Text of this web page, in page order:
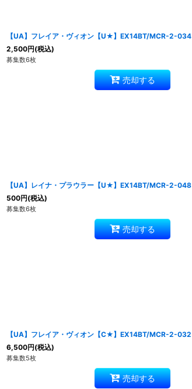
【UA】フレイア・ヴィオン【U★】EX14BT/MCR-2-034
2,500円(税込)
募集数6枚
売却する
【UA】レイナ・プラウラー【U★】EX14BT/MCR-2-048
500円(税込)
募集数6枚
売却する
【UA】フレイア・ヴィオン【C★】EX14BT/MCR-2-032
6,500円(税込)
募集数5枚
売却する